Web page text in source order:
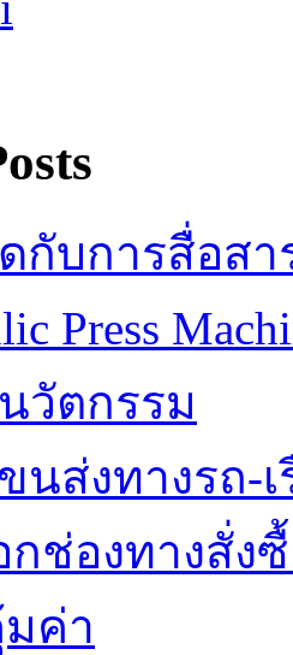
กับการสื่อส
Press
วัตกรรม
นส่งทางรถ-
กช่องทางสั่ง
ค่า